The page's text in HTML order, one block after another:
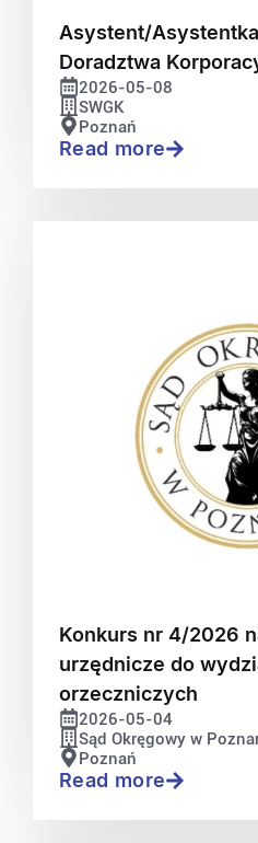
Asystent/
Doradztwa
2026-05-08
SWGK
Poznań
Read more
Konkurs nr 4/2026
urzędnicze do
orzeczniczych
2026-05-04
Sąd Okręgowy w
Poznań
Read more